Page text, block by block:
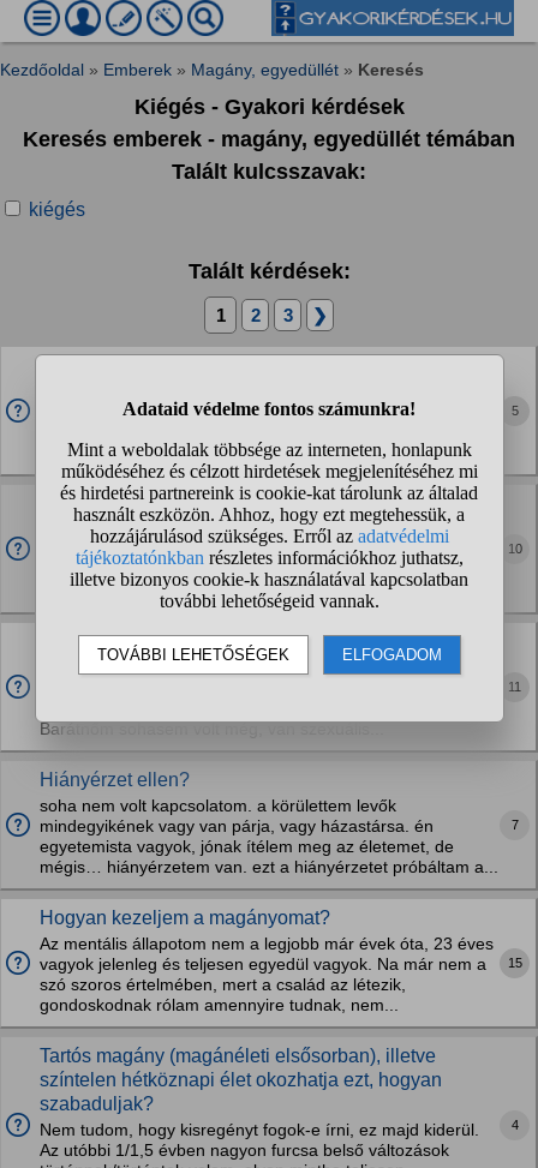
Kezdőoldal » Emberek » Magány, egyedüllét » Keresés
Kiégés - Gyakori kérdések
Keresés emberek - magány, egyedüllét témában
Talált kulcsszavak:
kiégés
Talált kérdések:
1 2 3 ❯
panaszkodom, az elfojtás az én régi, jó barátom, de...
Keményen és kiemelkedően dolgoztam,...
5
Teljesen magányos vagyok és kiégett, mit csináljak?
Természetesen munkám nincsen, egyetemre viszont járok,
egy olyan szakra ami igazából rájöttem, hogy nem érdekel,
de már végzős vagyok. De levelezőn vagyok szóval semmit
nem jelent. Egyik éjszakám rosszabb, mint a másik.. F28
10
Fiatalon kiégtem? Mi a megoldás?
Barátnőm sohasem volt még, van szexuális...
11
Hiányérzet ellen?
soha nem volt kapcsolatom. a körülettem levők
mindegyikének vagy van párja, vagy házastársa. én
egyetemista vagyok, jónak ítélem meg az életemet, de
mégis… hiányérzetem van. ezt a hiányérzetet próbáltam a...
7
Hogyan kezeljem a magányomat?
Az mentális állapotom nem a legjobb már évek óta, 23 éves
vagyok jelenleg és teljesen egyedül vagyok. Na már nem a
szó szoros értelmében, mert a család az létezik,
gondoskodnak rólam amennyire tudnak, nem...
15
Tartós magány (magánéleti elsősorban), illetve
színtelen hétköznapi élet okozhatja ezt, hogyan
szabaduljak?
Nem tudom, hogy kisregényt fogok-e írni, ez majd kiderül.
Az utóbbi 1/1,5 évben nagyon furcsa belső változások
4